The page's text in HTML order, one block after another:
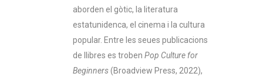
aborden el gòtic, la literatura
estatunidenca, el cinema i la cultura
popular. Entre les seues publicacions
de llibres es troben Pop Culture for
Beginners(Broadview Press, 2022),